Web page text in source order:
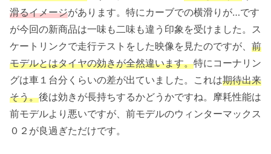
滑るイメージがあります。特にカーブでの横滑りが…です
が今回の新商品は一味も二味も違う印象を受けました。ス
ケートリンクで走行テストをした映像を見たのですが、 前
モデルとはタイヤの効きが全然違います。特にコーナリン
グは車１台分くらいの差が出ていました。これは期待出来
そう。後は効きが長持ちするかどうかですね。摩耗性能は
前モデルより悪いですが、前モデルのウィンターマックス
０２が良過ぎただけです。